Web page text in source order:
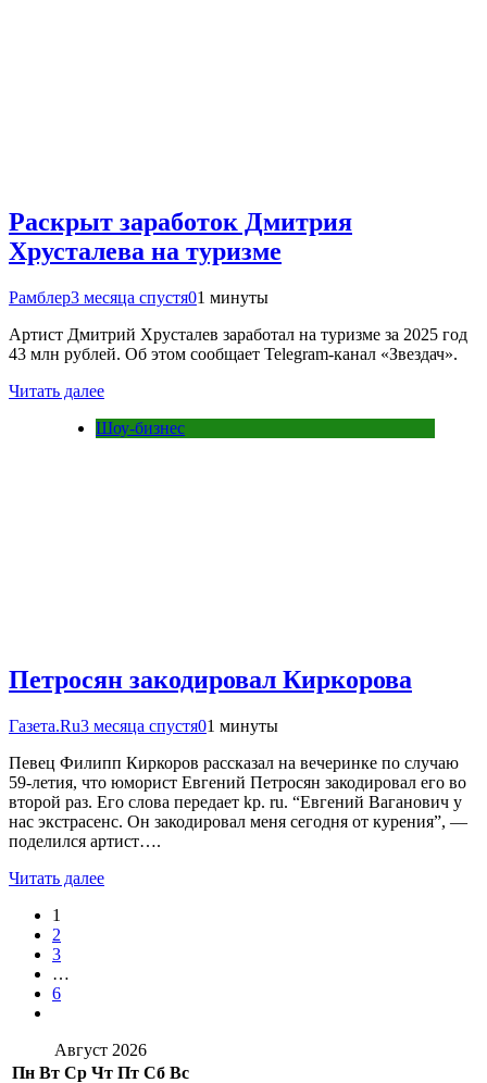
Раскрыт заработок Дмитрия
Хрусталева на туризме
Рамблер3 месяца спустя01 минуты
Артист Дмитрий Хрусталев заработал на туризме за 2025 год
43 млн рублей. Об этом сообщает Telegram-канал «Звездач».
Читать далее
Шоу-бизнес
Петросян закодировал Киркорова
Газета.Ru3 месяца спустя01 минуты
Певец Филипп Киркоров рассказал на вечеринке по случаю
59-летия, что юморист Евгений Петросян закодировал его во
второй раз. Его слова передает kp. ru. “Евгений Ваганович у
нас экстрасенс. Он закодировал меня сегодня от курения”, —
поделился артист….
Читать далее
1
2
3
…
6
Август 2026
Пн Вт Ср Чт Пт Сб Вс